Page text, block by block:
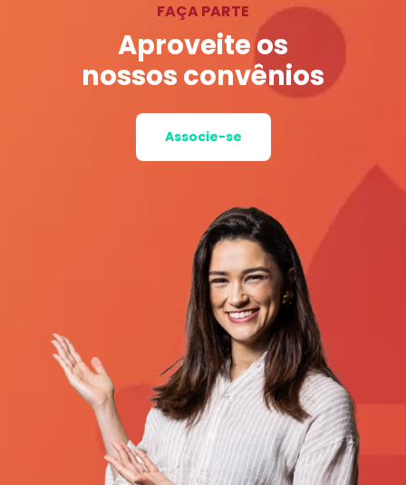
FAÇA PARTE
Aproveite os
nossos convênios
Associe-se